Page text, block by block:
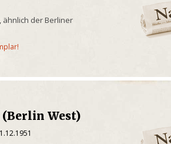
ähnlich der Berliner
West)